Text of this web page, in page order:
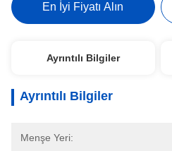
En İyi Fiyatı Alın
Ayrıntılı Bilgiler
Ayrıntılı Bilgiler
Menşe Yeri: